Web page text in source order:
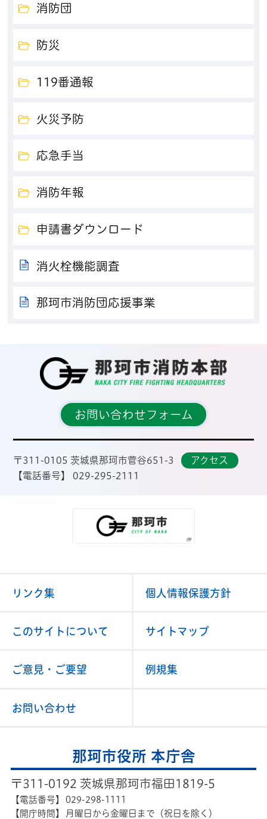
消防団
防災
119番通報
火災予防
応急手当
消防年報
申請書ダウンロード
消火栓機能調査
那珂市消防団応援事業
お問い合わせフォーム
〒311-0105 茨城県那珂市菅谷651-3
アクセス
【電話番号】 029-295-2111
リンク集 個人情報保護方針
このサイトについて サイトマップ
ご意見・ご要望 例規集
お問い合わせ
那珂市役所 本庁舎
〒311-0192 茨城県那珂市福田1819-5
【電話番号】
029-298-1111
【開庁時間】
月曜日から金曜日まで（祝日を除く）